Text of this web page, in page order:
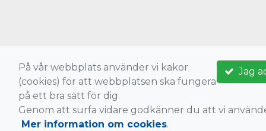
Jag
På vår webbplats använder vi kakor
(cookies) för att webbplatsen ska fungera
på ett bra sätt för dig.
Genom att surfa vidare godkänner du att vi
Mer information om cookies.